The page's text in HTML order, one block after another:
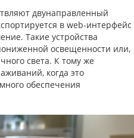
двунаправленный
в web-интерфейс
Такие устройства
освещенности или,
света. К тому же
когда это
обеспечения